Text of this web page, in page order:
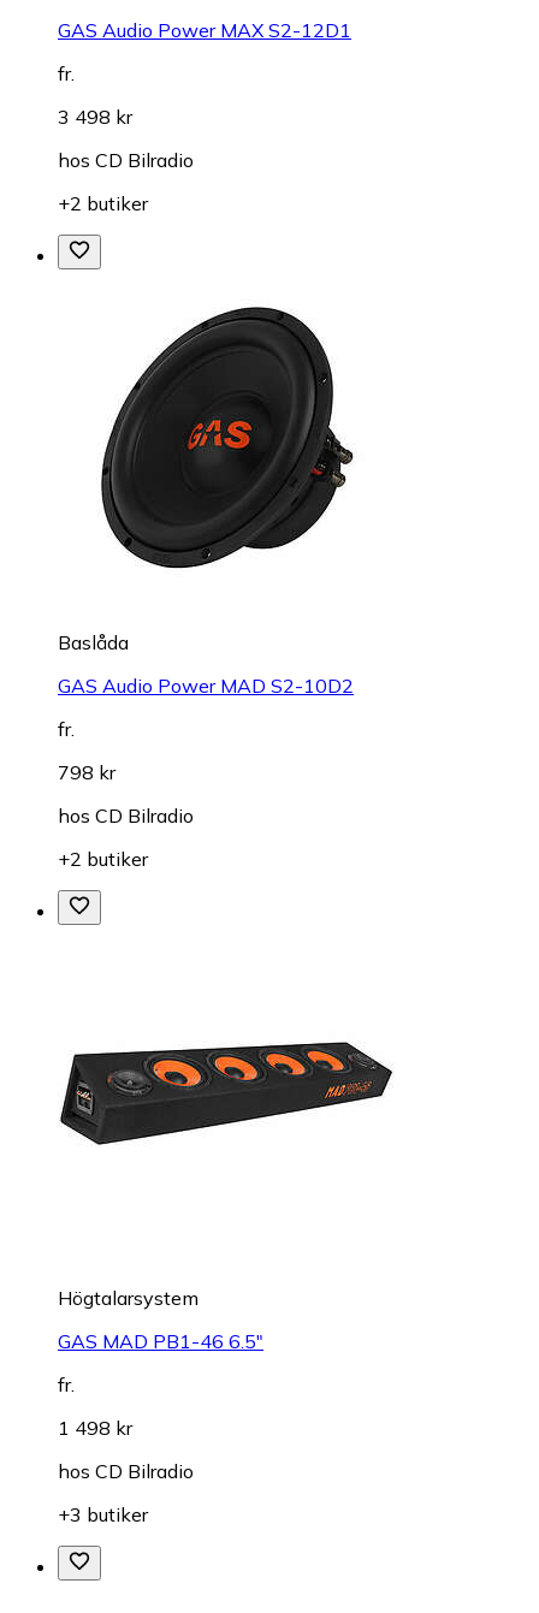
GAS Audio Power MAX S2-12D1
fr.
3 498 kr
hos CD Bilradio
+2 butiker
Baslåda
GAS Audio Power MAD S2-10D2
fr.
798 kr
hos CD Bilradio
+2 butiker
Högtalarsystem
GAS MAD PB1-46 6.5"
fr.
1 498 kr
hos CD Bilradio
+3 butiker